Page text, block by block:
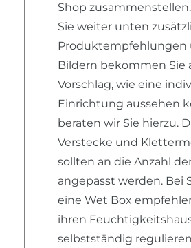
Shop
Sie weiter unten
Produktempfehlungen
Bildern bekommen Sie
Vorschlag, wie eine
Einrichtung aussehen
beraten wir Sie hierzu.
Verstecke und
sollten an die Anzahl
angepasst werden. Bei
eine Wet Box
ihren
selbstständig